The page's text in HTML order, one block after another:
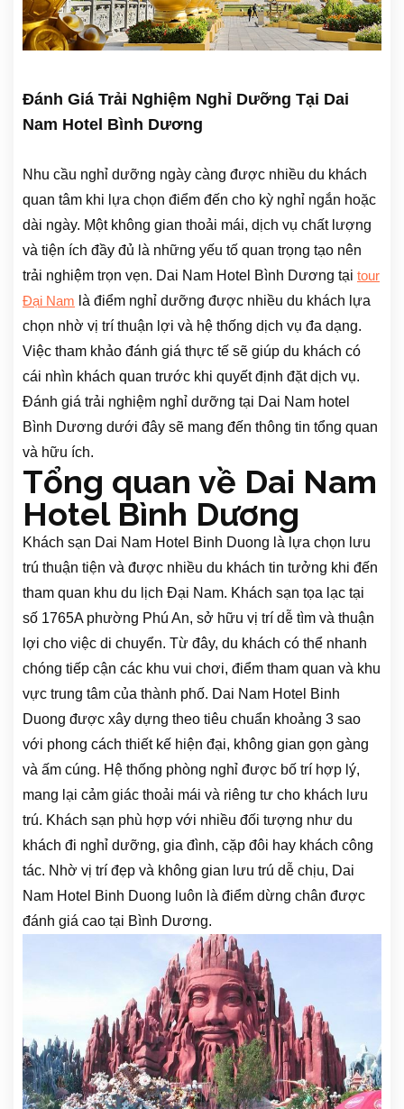
Đánh Giá Trải Nghiệm Nghỉ Dưỡng Tại Dai
Nam Hotel Bình Dương
Nhu cầu nghỉ dưỡng ngày càng được nhiều du khách
quan tâm khi lựa chọn điểm đến cho kỳ nghỉ ngắn hoặc
dài ngày. Một không gian thoải mái, dịch vụ chất lượng
và tiện ích đầy đủ là những yếu tố quan trọng tạo nên
trải nghiệm trọn vẹn. Dai Nam Hotel Bình Dương tại tour
Đại Nam là điểm nghỉ dưỡng được nhiều du khách lựa
chọn nhờ vị trí thuận lợi và hệ thống dịch vụ đa dạng.
Việc tham khảo đánh giá thực tế sẽ giúp du khách có
cái nhìn khách quan trước khi quyết định đặt dịch vụ.
Đánh giá trải nghiệm nghỉ dưỡng tại Dai Nam hotel
Bình Dương dưới đây sẽ mang đến thông tin tổng quan
và hữu ích.
Tổng quan về Dai Nam
Hotel Bình Dương
Khách sạn Dai Nam Hotel Binh Duong là lựa chọn lưu
trú thuận tiện và được nhiều du khách tin tưởng khi đến
tham quan khu du lịch Đại Nam. Khách sạn tọa lạc tại
số 1765A phường Phú An, sở hữu vị trí dễ tìm và thuận
lợi cho việc di chuyển. Từ đây, du khách có thể nhanh
chóng tiếp cận các khu vui chơi, điểm tham quan và khu
vực trung tâm của thành phố. Dai Nam Hotel Binh
Duong được xây dựng theo tiêu chuẩn khoảng 3 sao
với phong cách thiết kế hiện đại, không gian gọn gàng
và ấm cúng. Hệ thống phòng nghỉ được bố trí hợp lý,
mang lại cảm giác thoải mái và riêng tư cho khách lưu
trú. Khách sạn phù hợp với nhiều đối tượng như du
khách đi nghỉ dưỡng, gia đình, cặp đôi hay khách công
tác. Nhờ vị trí đẹp và không gian lưu trú dễ chịu, Dai
Nam Hotel Binh Duong luôn là điểm dừng chân được
đánh giá cao tại Bình Dương.